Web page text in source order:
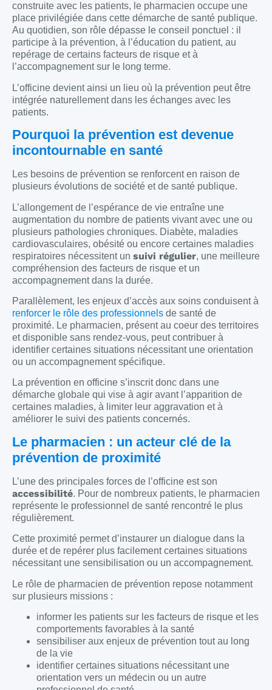
construite avec les patients, le pharmacien occupe une
place privilégiée dans cette démarche de santé publique.
Au quotidien, son rôle dépasse le conseil ponctuel : il
participe à la prévention, à l’éducation du patient, au
repérage de certains facteurs de risque et à
l’accompagnement sur le long terme.
L’officine devient ainsi un lieu où la prévention peut être
intégrée naturellement dans les échanges avec les
patients.
Pourquoi la prévention est devenue
incontournable en santé
Les besoins de prévention se renforcent en raison de
plusieurs évolutions de société et de santé publique.
L’allongement de l’espérance de vie entraîne une
augmentation du nombre de patients vivant avec une ou
plusieurs pathologies chroniques. Diabète, maladies
cardiovasculaires, obésité ou encore certaines maladies
respiratoires nécessitent un suivi régulier, une meilleure
compréhension des facteurs de risque et un
accompagnement dans la durée.
Parallèlement, les enjeux d’accès aux soins conduisent à
renforcer le rôle des professionnels de santé de
proximité. Le pharmacien, présent au coeur des territoires
et disponible sans rendez-vous, peut contribuer à
identifier certaines situations nécessitant une orientation
ou un accompagnement spécifique.
La prévention en officine s’inscrit donc dans une
démarche globale qui vise à agir avant l’apparition de
certaines maladies, à limiter leur aggravation et à
améliorer le suivi des patients concernés.
Le pharmacien : un acteur clé de la
prévention de proximité
L’une des principales forces de l’officine est son
accessibilité. Pour de nombreux patients, le pharmacien
représente le professionnel de santé rencontré le plus
régulièrement.
Cette proximité permet d’instaurer un dialogue dans la
durée et de repérer plus facilement certaines situations
nécessitant une sensibilisation ou un accompagnement.
Le rôle de pharmacien de prévention repose notamment
sur plusieurs missions :
informer les patients sur les facteurs de risque et les
comportements favorables à la santé
sensibiliser aux enjeux de prévention tout au long
de la vie
identifier certaines situations nécessitant une
orientation vers un médecin ou un autre